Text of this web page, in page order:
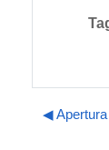
◀︎ Apertura